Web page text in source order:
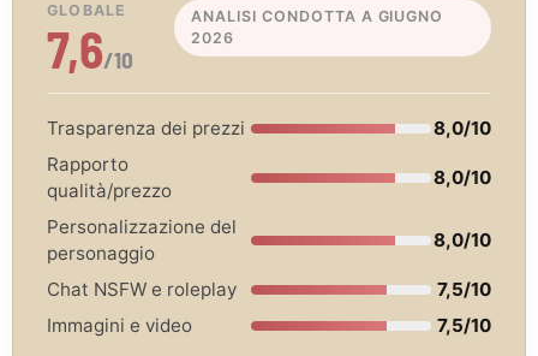
GLOBALE
7,6/10
ANALISI CONDOTTA A GIUGNO
2026
Trasparenza dei prezzi
8,0/10
Rapporto
qualità/prezzo
8,0/10
Personalizzazione del
personaggio
8,0/10
Chat NSFW e roleplay
7,5/10
Immagini e video
7,5/10